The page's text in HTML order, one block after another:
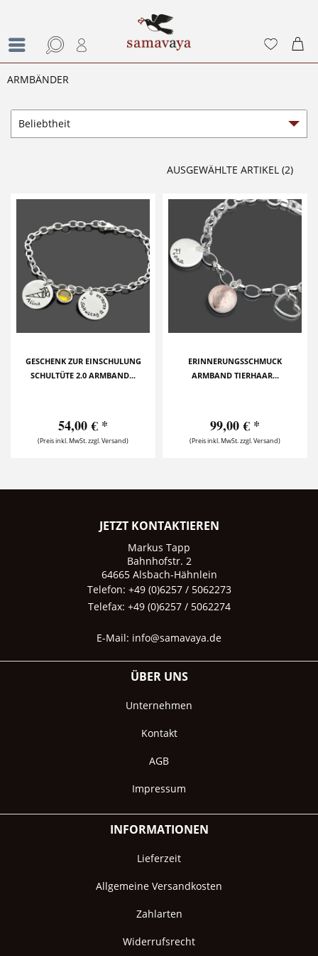
ARMBÄNDER
AUSGEWÄHLTE ARTIKEL (2)
GESCHENK ZUR EINSCHULUNG
SCHULTÜTE 2.0 ARMBAND...
54,00 € *
(Preis inkl. MwSt. zzgl. Versand)
ERINNERUNGSSCHMUCK
ARMBAND TIERHAAR...
99,00 € *
(Preis inkl. MwSt. zzgl. Versand)
JETZT KONTAKTIEREN
Markus Tapp
Bahnhofstr. 2
64665 Alsbach-Hähnlein
Telefon: +49 (0)6257 / 5062273
Telefax: +49 (0)6257 / 5062274
E-Mail: info@samavaya.de
ÜBER UNS
Unternehmen
Kontakt
AGB
Impressum
INFORMATIONEN
Lieferzeit
Allgemeine Versandkosten
Zahlarten
Widerrufsrecht